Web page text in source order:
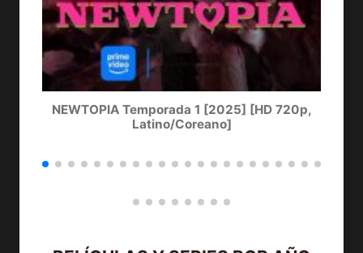
NEWTOPIA Temporada 1 [2025] [HD 720p,
Latino/Coreano]